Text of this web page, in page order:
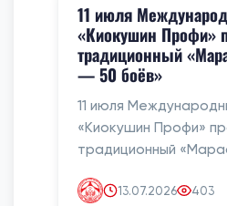
11 июля
«Киокушин Профи»
традиционный
— 50 боёв»
11 июля
«Киокушин Профи»
традиционный
13.07.2026 403